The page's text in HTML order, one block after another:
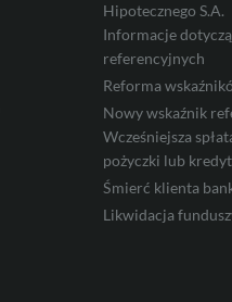
Hipotecznego S.A.
Informacje
referencyjnych
Reforma
Nowy wskaźnik
Wcześniejsza
pożyczki lub
Śmierć klienta
Likwidacja